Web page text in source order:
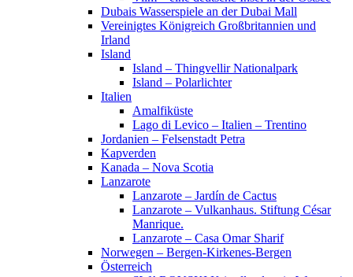
Dubais Wasserspiele an der Dubai Mall
Vereinigtes Königreich Großbritannien und
Irland
Island
Island – Thingvellir Nationalpark
Island – Polarlichter
Italien
Amalfiküste
Lago di Levico – Italien – Trentino
Jordanien – Felsenstadt Petra
Kapverden
Kanada – Nova Scotia
Lanzarote
Lanzarote – Jardín de Cactus
Lanzarote – Vulkanhaus. Stiftung César
Manrique.
Lanzarote – Casa Omar Sharif
Norwegen – Bergen-Kirkenes-Bergen
Österreich